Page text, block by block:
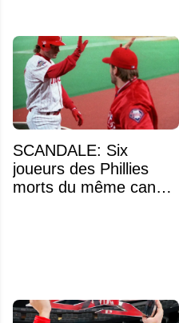
SCANDALE: Six
joueurs des Phillies
morts du même cancer